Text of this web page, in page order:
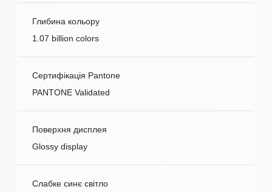
Глибина кольору
1.07 billion colors
Сертифікація Pantone
PANTONE Validated
Поверхня дисплея
Glossy display
Слабке синє світло